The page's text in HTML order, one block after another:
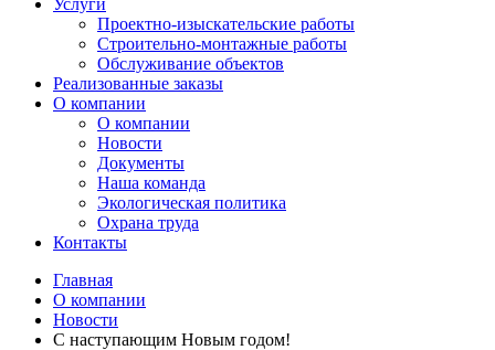
Проектно-изыскательские работы
Строительно-монтажные работы
Обслуживание объектов
Реализованные заказы
О компании
О компании
Новости
Документы
Наша команда
Экологическая политика
Охрана труда
Контакты
Главная
О компании
Новости
С наступающим Новым годом!